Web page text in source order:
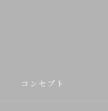
コンセプト